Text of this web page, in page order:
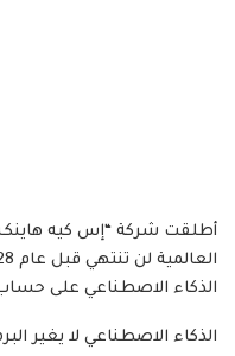
أطلقت شركة “إس كيه
الذكاء الاصطناعي على
الذكاء الاصطناعي لا يغير